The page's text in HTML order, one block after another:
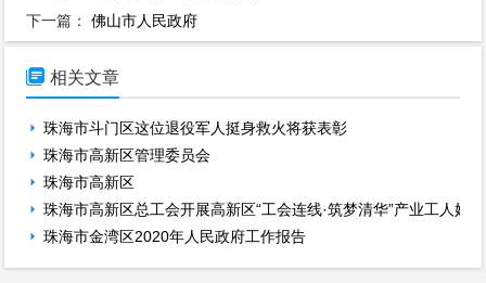
下一篇：佛山市人民政府
 相关文章
珠海市斗门区这位退役军人挺身救火将获表彰
珠海市高新区管理委员会
珠海市高新区
珠海市高新区总工会开展高新区“工会连线·筑梦清华”产业工人奶
珠海市金湾区2020年人民政府工作报告